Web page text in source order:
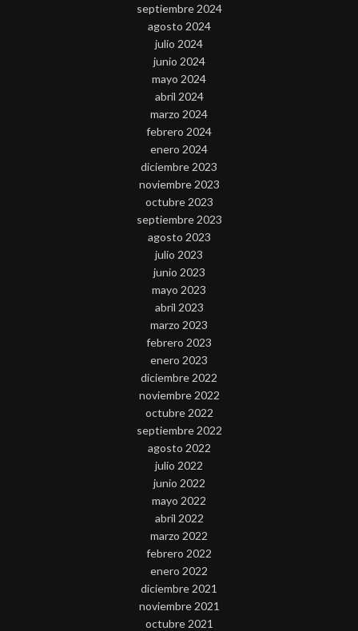
septiembre 2024
agosto 2024
julio 2024
junio 2024
mayo 2024
abril 2024
marzo 2024
febrero 2024
enero 2024
diciembre 2023
noviembre 2023
octubre 2023
septiembre 2023
agosto 2023
julio 2023
junio 2023
mayo 2023
abril 2023
marzo 2023
febrero 2023
enero 2023
diciembre 2022
noviembre 2022
octubre 2022
septiembre 2022
agosto 2022
julio 2022
junio 2022
mayo 2022
abril 2022
marzo 2022
febrero 2022
enero 2022
diciembre 2021
noviembre 2021
octubre 2021